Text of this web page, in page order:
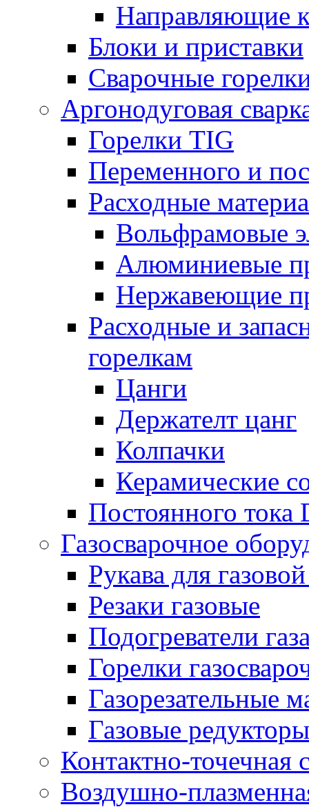
Направляющие
Блоки и приставки
Сварочные
Аргонодуговая
Горелки TIG
Переменного и
Расходные
Вольфрамовые
Алюминиевые
Нержавеющие
Расходные и
горелкам
Цанги
Держателт цанг
Колпачки
Керамические
Постоянного тока
Газосварочное
Рукава для
Резаки газовые
Подогреватели
Горелки
Газорезательные
Газовые редукторы
Контактно-точечная
Воздушно-